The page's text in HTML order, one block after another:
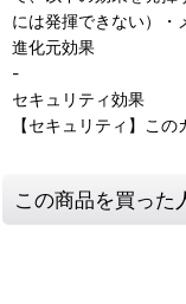
には発揮できない）・
進化元効果
-
セキュリティ効果
【セキュリティ】こ
この商品を買った